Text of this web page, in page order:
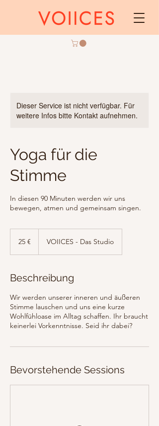
Dieser Service ist nicht verfügbar. Für
weitere Infos bitte Kontakt aufnehmen.
Yoga für die
Stimme
In diesen 90 Minuten werden wir uns
bewegen, atmen und gemeinsam singen.
25 € VOIICES - Das Studio
Beschreibung
Wir werden unserer inneren und äußeren
Stimme lauschen und uns eine kurze
Wohlfühloase im Alltag schaffen. Ihr braucht
Bevorstehende Sessions